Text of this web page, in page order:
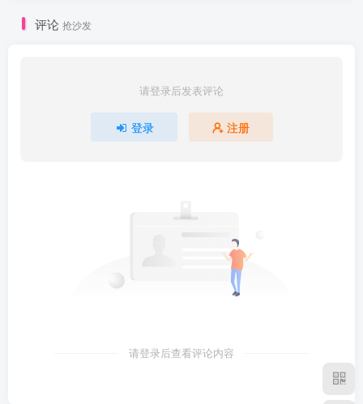
评论 抢沙发
请登录后发表评论
登录 注册
请登录后查看评论内容